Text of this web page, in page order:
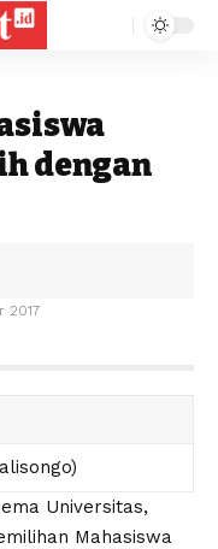
dengan
2017
Universitas,
Mahasiswa